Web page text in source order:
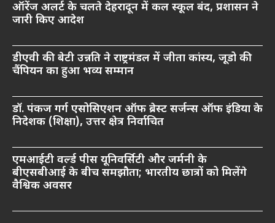
ऑरेंज अलर्ट के चलते देहरादून में कल स्कूल बंद, प्रशासन ने
जारी किए आदेश
डीएवी की बेटी उन्नति ने राष्ट्रमंडल में जीता कांस्य, जूडो की
चैंपियन का हुआ भव्य सम्मान
डॉ. पंकज गर्ग एसोसिएशन ऑफ ब्रेस्ट सर्जन्स ऑफ इंडिया के
निदेशक (शिक्षा), उत्तर क्षेत्र निर्वाचित
एमआईटी वर्ल्ड पीस यूनिवर्सिटी और जर्मनी के
बीएसबीआई के बीच समझौता; भारतीय छात्रों को मिलेंगे
वैश्विक अवसर